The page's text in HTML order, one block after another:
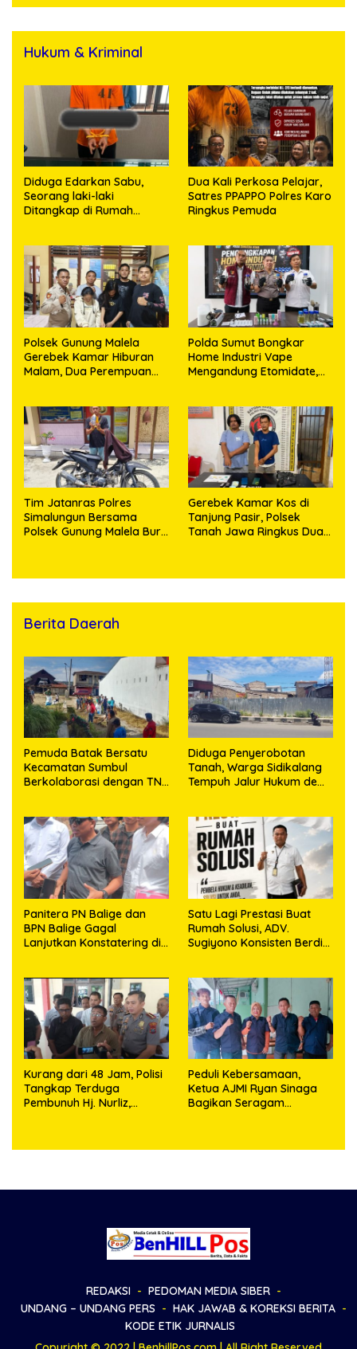
Hukum & Kriminal
Diduga Edarkan Sabu,
Seorang laki-laki
Ditangkap di Rumah
Puluhan Plastik Klip
Dua Kali Perkosa Pelajar,
Satres PPAPPO Polres Karo
Ringkus Pemuda
Polsek Gunung Malela
Gerebek Kamar Hiburan
Malam, Dua Perempuan
Polda Sumut Bongkar
Home Industri Vape
Mengandung Etomidate,
Tim Jatanras Polres
Simalungun Bersama
Polsek Gunung Malela Buru
Gerebek Kamar Kos di
Tanjung Pasir, Polsek
Tanah Jawa Ringkus Dua
Berita Daerah
Pemuda Batak Bersatu
Kecamatan Sumbul
Berkolaborasi dengan TNI
023/KS dan HUT Ke-81
Kemerdekaan RI
Diduga Penyerobotan
Tanah, Warga Sidikalang
Tempuh Jalur Hukum demi
Panitera PN Balige dan
BPN Balige Gagal
Lanjutkan Konstatering di
Satu Lagi Prestasi Buat
Rumah Solusi, ADV.
Sugiyono Konsisten Berdiri
Kurang dari 48 Jam, Polisi
Tangkap Terduga
Pembunuh Hj. Nurliz,
Peduli Kebersamaan,
Ketua AJMI Ryan Sinaga
Bagikan Seragam
REDAKSI
PEDOMAN MEDIA SIBER
UNDANG – UNDANG PERS
HAK JAWAB & KOREKSI BERITA
KODE ETIK JURNALIS